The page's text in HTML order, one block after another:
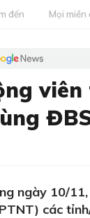
đến Mọi
ngày 10/
các